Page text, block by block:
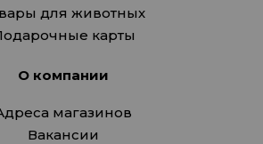
для животных
карты
О компании
магазинов
Вакансии